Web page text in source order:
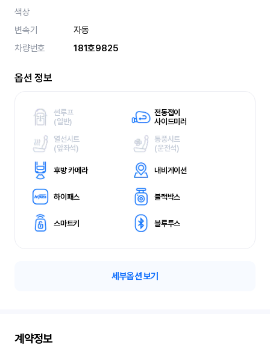
색상
변속기
자동
차량번호
181호9825
옵션 정보
썬루프
(일반)
전동접이
사이드미러
열선시트
(앞좌석)
통풍시트
(운전석)
후방 카메라 내비게이션
하이패스 블랙박스
스마트키 블루투스
세부옵션 보기
계약정보